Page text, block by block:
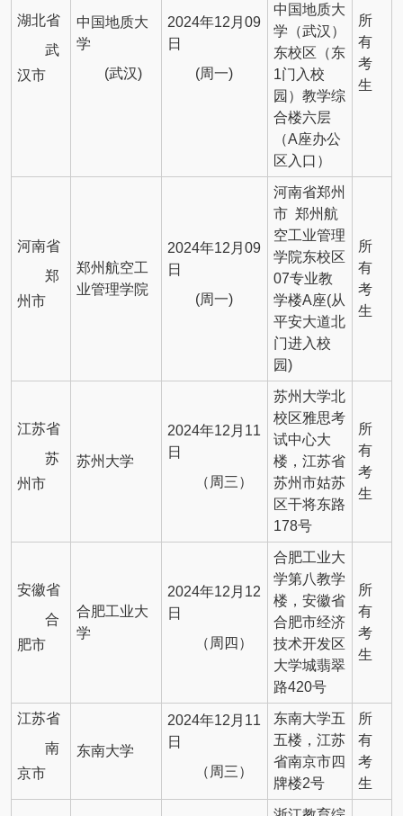
湖北省
武
汉市
中国地质大
学
(武汉)
2024年12月09
日
(周一)
中国地质大
学（武汉）
东校区（东
1门入校
园）教学综
合楼六层
（A座办公
区入口）
所
有
考
生
河南省
郑
州市
郑州航空工
业管理学院
2024年12月09
日
(周一)
河南省郑州
市 郑州航
空工业管理
学院东校区
07专业教
学楼A座(从
平安大道北
门进入校
园)
所
有
考
生
江苏省
苏
州市
苏州大学
2024年12月11
日
（周三）
苏州大学北
校区雅思考
试中心大
楼，江苏省
苏州市姑苏
区干将东路
178号
所
有
考
生
安徽省
合
肥市
合肥工业大
学
2024年12月12
日
（周四）
合肥工业大
学第八教学
楼，安徽省
合肥市经济
技术开发区
大学城翡翠
路420号
所
有
考
生
江苏省
南
京市
东南大学
2024年12月11
日
（周三）
东南大学五
五楼，江苏
省南京市四
牌楼2号
所
有
考
生